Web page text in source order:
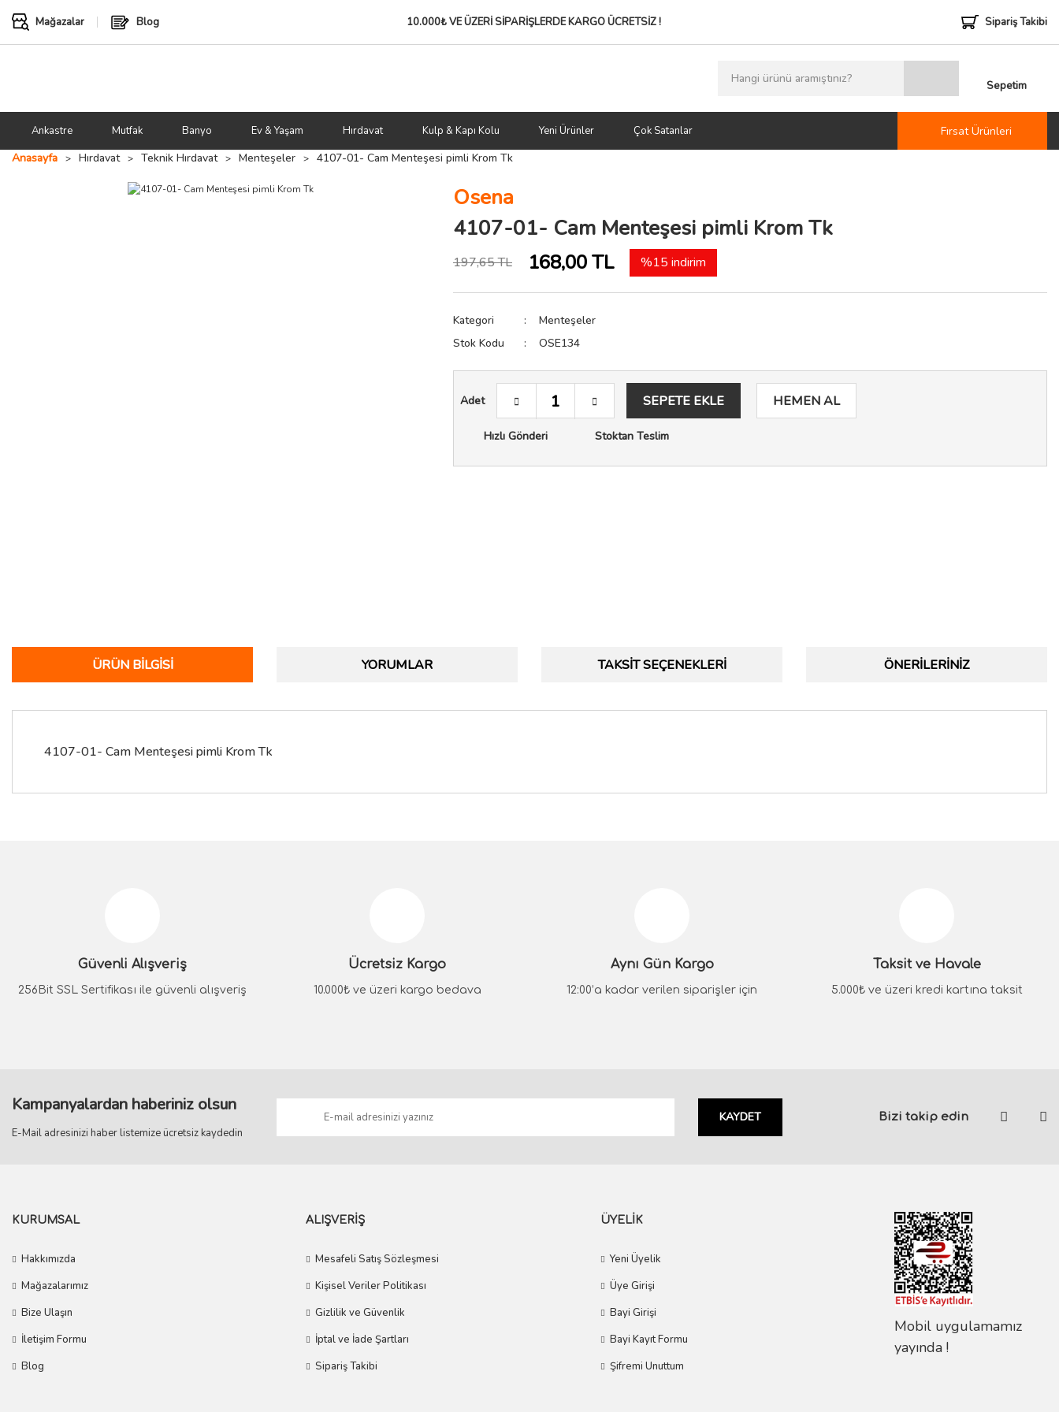
Mağazalar Blog 10.000₺ VE ÜZERİ SİPARİŞLERDEKARGO ÜCRETSİZ ! Sipariş Takibi
Sepetim
Ankastre Mutfak Banyo Ev & Yaşam Hırdavat Kulp & Kapı Kolu Yeni Ürünler Çok Satanlar
Fırsat Ürünleri
Anasayfa
Hırdavat Teknik Hırdavat Menteşeler 4107-01- Cam Menteşesi pimli Krom Tk
Osena
4107-01- Cam Menteşesi pimli Krom Tk
197,65 TL 168,00 TL %15 indirim
Kategori
Menteşeler
Stok Kodu
OSE134
Adet SEPETE EKLE HEMEN AL
Hızlı Gönderi Stoktan Teslim
ÜRÜN BILGISI YORUMLAR TAKSIT SEÇENEKLERI ÖNERILERINIZ
4107-01- Cam Menteşesi pimli Krom Tk
Ürün bilgilerinde hatalar bulunuyor.
Ürün fiyatı diğer sitelerden daha pahalı.
Güvenli Alışveriş
256Bit SSL Sertifikası ile güvenli alışveriş
Ücretsiz Kargo
10.000₺ ve üzeri kargo bedava
Aynı Gün Kargo
12:00’a kadar verilen siparişler için
Taksit ve Havale
5.000₺ ve üzeri kredi kartına taksit
Kampanyalardan haberiniz olsun
E-Mail adresinizi haber listemize ücretsiz kaydedin
KAYDET Bizi takip edin
KURUMSAL
Hakkımızda
Mağazalarımız
Bize Ulaşın
İletişim Formu
Blog
ALIŞVERİŞ
Mesafeli Satış Sözleşmesi
Kişisel Veriler Politikası
Gizlilik ve Güvenlik
İptal ve İade Şartları
Sipariş Takibi
ÜYELİK
Yeni Üyelik
Üye Girişi
Bayi Girişi
Bayi Kayıt Formu
Şifremi Unuttum
Mobil uygulamamız
yayında !